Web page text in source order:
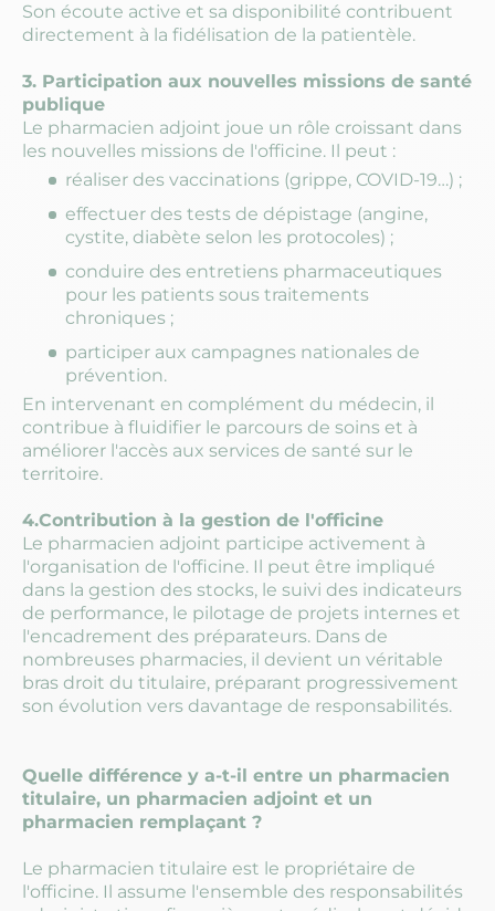
Son écoute active et sa disponibilité contribuent
directement à la fidélisation de la patientèle.
3. Participation aux nouvelles missions de santé
publique
Le pharmacien adjoint joue un rôle croissant dans
les nouvelles missions de l'officine. Il peut :
réaliser des vaccinations (grippe, COVID-19…) ;
effectuer des tests de dépistage (angine,
cystite, diabète selon les protocoles) ;
conduire des entretiens pharmaceutiques
pour les patients sous traitements
chroniques ;
participer aux campagnes nationales de
prévention.
En intervenant en complément du médecin, il
contribue à fluidifier le parcours de soins et à
améliorer l'accès aux services de santé sur le
territoire.
4.Contribution à la gestion de l'officine
Le pharmacien adjoint participe activement à
l'organisation de l'officine. Il peut être impliqué
dans la gestion des stocks, le suivi des indicateurs
de performance, le pilotage de projets internes et
l'encadrement des préparateurs. Dans de
nombreuses pharmacies, il devient un véritable
bras droit du titulaire, préparant progressivement
son évolution vers davantage de responsabilités.
Quelle différence y a-t-il entre un pharmacien
titulaire, un pharmacien adjoint et un
pharmacien remplaçant ?
Le pharmacien titulaire est le propriétaire de
l'officine. Il assume l'ensemble des responsabilités